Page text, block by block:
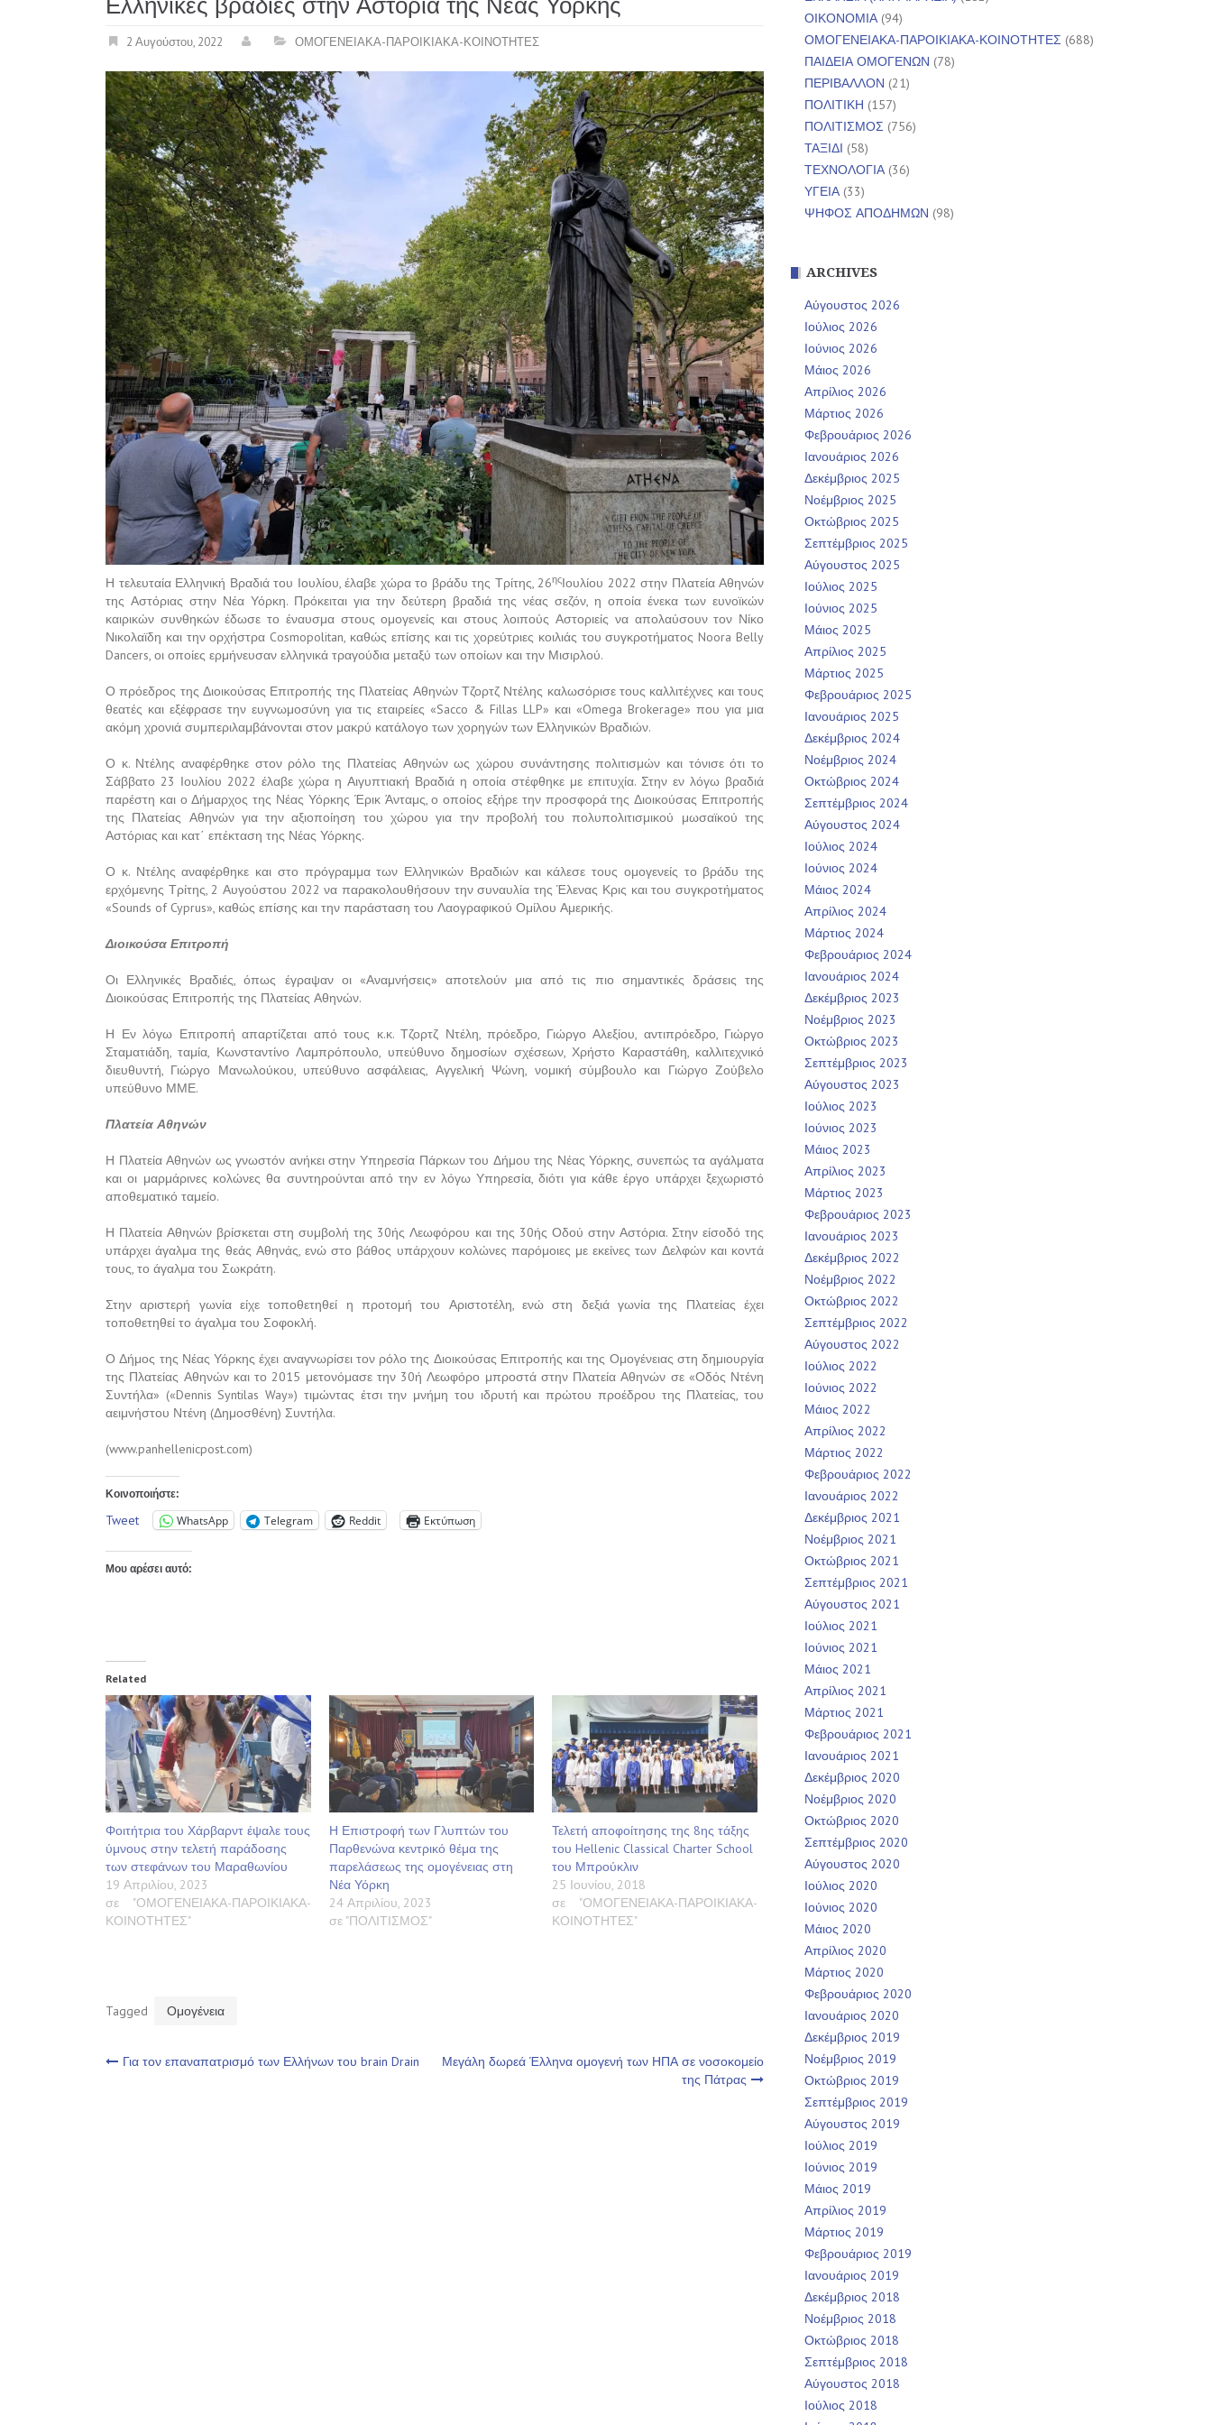
2 Αυγούστου, 2022 ΟΜΟΓΕΝΕΙΑΚΑ-ΠΑΡΟΙΚΙΑΚΑ-ΚΟΙΝΟΤΗΤΕΣ
Η τελευταία Ελληνική Βραδιά του Ιουλίου, έλαβε χώρα το βράδυ της Τρίτης, 26ηςΙουλίου 2022 στην Πλατεία Αθηνών
της Αστόριας στην Νέα Υόρκη. Πρόκειται για την δεύτερη βραδιά της νέας σεζόν, η οποία ένεκα των ευνοϊκών
καιρικών συνθηκών έδωσε το έναυσμα στους ομογενείς και στους λοιπούς Αστοριείς να απολαύσουν τον Νίκο
Νικολαϊδη και την ορχήστρα Cosmopolitan, καθώς επίσης και τις χορεύτριες κοιλιάς του συγκροτήματος Noora Belly
Dancers, οι οποίες ερμήνευσαν ελληνικά τραγούδια μεταξύ των οποίων και την Μισιρλού.
Ο πρόεδρος της Διοικούσας Επιτροπής της Πλατείας Αθηνών Τζορτζ Ντέλης καλωσόρισε τους καλλιτέχνες και τους
θεατές και εξέφρασε την ευγνωμοσύνη για τις εταιρείες «Sacco & Fillas LLP» και «Omega Brokerage» που για μια
ακόμη χρονιά συμπεριλαμβάνονται στον μακρύ κατάλογο των χορηγών των Ελληνικών Βραδιών.
Ο κ. Ντέλης αναφέρθηκε στον ρόλο της Πλατείας Αθηνών ως χώρου συνάντησης πολιτισμών και τόνισε ότι το
Σάββατο 23 Ιουλίου 2022 έλαβε χώρα η Αιγυπτιακή Βραδιά η οποία στέφθηκε με επιτυχία. Στην εν λόγω βραδιά
παρέστη και ο Δήμαρχος της Νέας Υόρκης Έρικ Άνταμς, ο οποίος εξήρε την προσφορά της Διοικούσας Επιτροπής
της Πλατείας Αθηνών για την αξιοποίηση του χώρου για την προβολή του πολυπολιτισμικού μωσαϊκού της
Αστόριας και κατ΄ επέκταση της Νέας Υόρκης.
Ο κ. Ντέλης αναφέρθηκε και στο πρόγραμμα των Ελληνικών Βραδιών και κάλεσε τους ομογενείς το βράδυ της
ερχόμενης Τρίτης, 2 Αυγούστου 2022 να παρακολουθήσουν την συναυλία της Έλενας Κρις και του συγκροτήματος
«Sounds of Cyprus», καθώς επίσης και την παράσταση του Λαογραφικού Ομίλου Αμερικής.
Διοικούσα Επιτροπή
Οι Ελληνικές Βραδιές, όπως έγραψαν οι «Αναμνήσεις» αποτελούν μια από τις πιο σημαντικές δράσεις της
Διοικούσας Επιτροπής της Πλατείας Αθηνών.
Η Εν λόγω Επιτροπή απαρτίζεται από τους κ.κ. Τζορτζ Ντέλη, πρόεδρο, Γιώργο Αλεξίου, αντιπρόεδρο, Γιώργο
Σταματιάδη, ταμία, Κωνσταντίνο Λαμπρόπουλο, υπεύθυνο δημοσίων σχέσεων, Χρήστο Καραστάθη, καλλιτεχνικό
διευθυντή, Γιώργο Μανωλούκου, υπεύθυνο ασφάλειας, Αγγελική Ψώνη, νομική σύμβουλο και Γιώργο Ζούβελο
υπεύθυνο ΜΜΕ.
Πλατεία Αθηνών
Η Πλατεία Αθηνών ως γνωστόν ανήκει στην Υπηρεσία Πάρκων του Δήμου της Νέας Υόρκης, συνεπώς τα αγάλματα
και οι μαρμάρινες κολώνες θα συντηρούνται από την εν λόγω Υπηρεσία, διότι για κάθε έργο υπάρχει ξεχωριστό
αποθεματικό ταμείο.
Η Πλατεία Αθηνών βρίσκεται στη συμβολή της 30ής Λεωφόρου και της 30ής Οδού στην Αστόρια. Στην είσοδό της
υπάρχει άγαλμα της θεάς Αθηνάς, ενώ στο βάθος υπάρχουν κολώνες παρόμοιες με εκείνες των Δελφών και κοντά
τους, το άγαλμα του Σωκράτη.
Στην αριστερή γωνία είχε τοποθετηθεί η προτομή του Αριστοτέλη, ενώ στη δεξιά γωνία της Πλατείας έχει
τοποθετηθεί το άγαλμα του Σοφοκλή.
Ο Δήμος της Νέας Υόρκης έχει αναγνωρίσει τον ρόλο της Διοικούσας Επιτροπής και της Ομογένειας στη δημιουργία
της Πλατείας Αθηνών και το 2015 μετονόμασε την 30ή Λεωφόρο μπροστά στην Πλατεία Αθηνών σε «Οδός Ντένη
Συντήλα» («Dennis Syntilas Way») τιμώντας έτσι την μνήμη του ιδρυτή και πρώτου προέδρου της Πλατείας, του
αειμνήστου Ντένη (Δημοσθένη) Συντήλα.
(www.panhellenicpost.com)
Κοινοποιήστε:
Tweet WhatsApp Telegram Reddit Εκτύπωση
Μου αρέσει αυτό:
Related
Φοιτήτρια του Χάρβαρντ έψαλε τους
ύμνους στην τελετή παράδοσης
των στεφάνων του Μαραθωνίου
19 Απριλίου, 2023
σε "ΟΜΟΓΕΝΕΙΑΚΑ-ΠΑΡΟΙΚΙΑΚΑ-
ΚΟΙΝΟΤΗΤΕΣ"
Η Επιστροφή των Γλυπτών του
Παρθενώνα κεντρικό θέμα της
παρελάσεως της ομογένειας στη
Νέα Υόρκη
24 Απριλίου, 2023
σε "ΠΟΛΙΤΙΣΜΟΣ"
Τελετή αποφοίτησης της 8ης τάξης
του Hellenic Classical Charter School
του Μπρούκλιν
25 Ιουνίου, 2018
σε "ΟΜΟΓΕΝΕΙΑΚΑ-ΠΑΡΟΙΚΙΑΚΑ-
ΚΟΙΝΟΤΗΤΕΣ"
Tagged Ομογένεια
Πλοήγηση
Για τον επαναπατρισμό των Ελλήνων του brain Drain
Μεγάλη δωρεά Έλληνα ομογενή των ΗΠΑ σε νοσοκομείο
της Πάτρας
ΟΙΚΟΝΟΜΙΑ(94)
ΟΜΟΓΕΝΕΙΑΚΑ-ΠΑΡΟΙΚΙΑΚΑ-ΚΟΙΝΟΤΗΤΕΣ (688)
ΠΑΙΔΕΙΑ ΟΜΟΓΕΝΩΝ (78)
ΠΕΡΙΒΑΛΛΟΝ (21)
ΠΟΛΙΤΙΚΗ (157)
ΠΟΛΙΤΙΣΜΟΣ (756)
ΤΑΞΙΔΙ (58)
ΤΕΧΝΟΛΟΓΙΑ(36)
ΥΓΕΙΑ(33)
ΨΗΦΟΣ ΑΠΟΔΗΜΩΝ (98)
ARCHIVES
Αύγουστος 2026
Ιούλιος 2026
Ιούνιος 2026
Μάιος 2026
Απρίλιος 2026
Μάρτιος 2026
Φεβρουάριος 2026
Ιανουάριος 2026
Δεκέμβριος 2025
Νοέμβριος 2025
Οκτώβριος 2025
Σεπτέμβριος 2025
Αύγουστος 2025
Ιούλιος 2025
Ιούνιος 2025
Μάιος 2025
Απρίλιος 2025
Μάρτιος 2025
Φεβρουάριος 2025
Ιανουάριος 2025
Δεκέμβριος 2024
Νοέμβριος 2024
Οκτώβριος 2024
Σεπτέμβριος 2024
Αύγουστος 2024
Ιούλιος 2024
Ιούνιος 2024
Μάιος 2024
Απρίλιος 2024
Μάρτιος 2024
Φεβρουάριος 2024
Ιανουάριος 2024
Δεκέμβριος 2023
Νοέμβριος 2023
Οκτώβριος 2023
Σεπτέμβριος 2023
Αύγουστος 2023
Ιούλιος 2023
Ιούνιος 2023
Μάιος 2023
Απρίλιος 2023
Μάρτιος 2023
Φεβρουάριος 2023
Ιανουάριος 2023
Δεκέμβριος 2022
Νοέμβριος 2022
Οκτώβριος 2022
Σεπτέμβριος 2022
Αύγουστος 2022
Ιούλιος 2022
Ιούνιος 2022
Μάιος 2022
Απρίλιος 2022
Μάρτιος 2022
Φεβρουάριος 2022
Ιανουάριος 2022
Δεκέμβριος 2021
Νοέμβριος 2021
Οκτώβριος 2021
Σεπτέμβριος 2021
Αύγουστος 2021
Ιούλιος 2021
Ιούνιος 2021
Μάιος 2021
Απρίλιος 2021
Μάρτιος 2021
Φεβρουάριος 2021
Ιανουάριος 2021
Δεκέμβριος 2020
Νοέμβριος 2020
Οκτώβριος 2020
Σεπτέμβριος 2020
Αύγουστος 2020
Ιούλιος 2020
Ιούνιος 2020
Μάιος 2020
Απρίλιος 2020
Μάρτιος 2020
Φεβρουάριος 2020
Ιανουάριος 2020
Δεκέμβριος 2019
Νοέμβριος 2019
Οκτώβριος 2019
Σεπτέμβριος 2019
Αύγουστος 2019
Ιούλιος 2019
Ιούνιος 2019
Μάιος 2019
Απρίλιος 2019
Μάρτιος 2019
Φεβρουάριος 2019
Ιανουάριος 2019
Δεκέμβριος 2018
Νοέμβριος 2018
Οκτώβριος 2018
Σεπτέμβριος 2018
Αύγουστος 2018
Ιούλιος 2018